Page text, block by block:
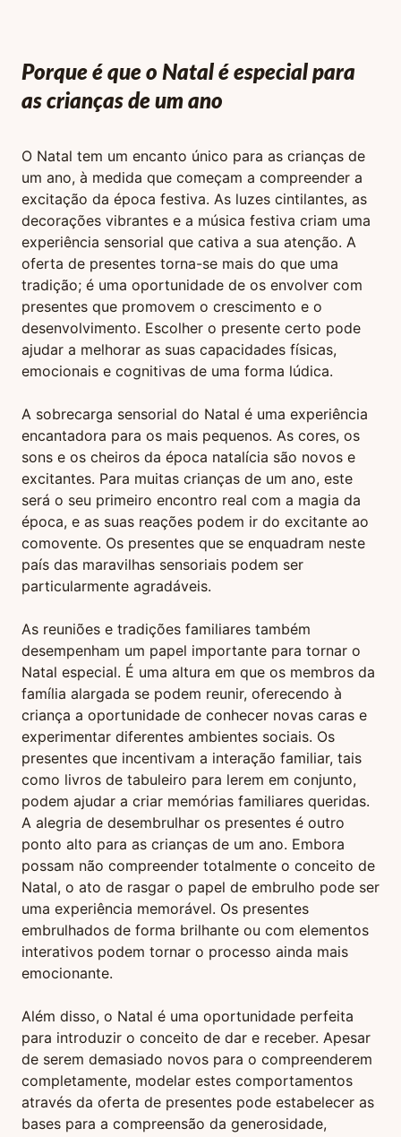
Porque é que o Natal é especial para
as crianças de um ano
O Natal tem um encanto único para as crianças de
um ano, à medida que começam a compreender a
excitação da época festiva. As luzes cintilantes, as
decorações vibrantes e a música festiva criam uma
experiência sensorial que cativa a sua atenção. A
oferta de presentes torna-se mais do que uma
tradição; é uma oportunidade de os envolver com
presentes que promovem o crescimento e o
desenvolvimento. Escolher o presente certo pode
ajudar a melhorar as suas capacidades físicas,
emocionais e cognitivas de uma forma lúdica.
A sobrecarga sensorial do Natal é uma experiência
encantadora para os mais pequenos. As cores, os
sons e os cheiros da época natalícia são novos e
excitantes. Para muitas crianças de um ano, este
será o seu primeiro encontro real com a magia da
época, e as suas reações podem ir do excitante ao
comovente. Os presentes que se enquadram neste
país das maravilhas sensoriais podem ser
particularmente agradáveis.
As reuniões e tradições familiares também
desempenham um papel importante para tornar o
Natal especial. É uma altura em que os membros da
família alargada se podem reunir, oferecendo à
criança a oportunidade de conhecer novas caras e
experimentar diferentes ambientes sociais. Os
presentes que incentivam a interação familiar, tais
como livros de tabuleiro para lerem em conjunto,
podem ajudar a criar memórias familiares queridas.
A alegria de desembrulhar os presentes é outro
ponto alto para as crianças de um ano. Embora
possam não compreender totalmente o conceito de
Natal, o ato de rasgar o papel de embrulho pode ser
uma experiência memorável. Os presentes
embrulhados de forma brilhante ou com elementos
interativos podem tornar o processo ainda mais
emocionante.
Além disso, o Natal é uma oportunidade perfeita
para introduzir o conceito de dar e receber. Apesar
de serem demasiado novos para o compreenderem
completamente, modelar estes comportamentos
através da oferta de presentes pode estabelecer as
bases para a compreensão da generosidade,